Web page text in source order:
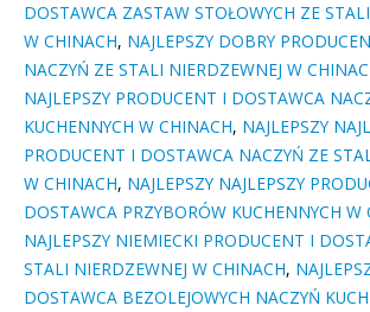
DOSTAWCA ZASTAW STOŁOWYCH ZE
W CHINACH, NAJLEPSZY DOBRY
NACZYŃ ZE STALI NIERDZEWNEJ W
NAJLEPSZY PRODUCENT I DOSTAWCA
KUCHENNYCH W CHINACH, NAJLEPSZY
PRODUCENT I DOSTAWCA NACZYŃ ZE
W CHINACH, NAJLEPSZY NAJLEPSZY
DOSTAWCA PRZYBORÓW KUCHENNYCH W
NAJLEPSZY NIEMIECKI PRODUCENT I
STALI NIERDZEWNEJ W CHINACH,
DOSTAWCA BEZOLEJOWYCH NACZYŃ